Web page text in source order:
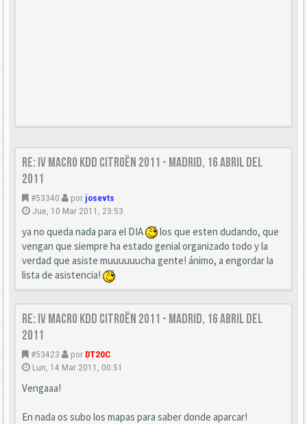
Re: IV Macro KDD Citroën 2011 - Madrid, 16 Abril del
2011
#53340 por josevts
Jue, 10 Mar 2011, 23:53
ya no queda nada para el DIA
los que esten dudando, que
vengan que siempre ha estado genial organizado todo y la
verdad que asiste muuuuuucha gente! ánimo, a engordar la
lista de asistencia!
Re: IV Macro KDD Citroën 2011 - Madrid, 16 Abril del
2011
#53423 por DT20C
Lun, 14 Mar 2011, 00:51
Vengaaa!
En nada os subo los mapas para saber donde aparcar!